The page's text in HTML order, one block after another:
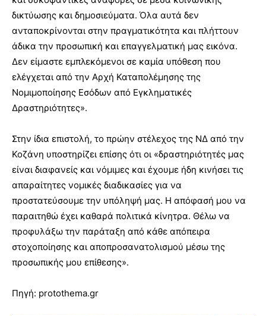
δικτύωσης και δημοσιεύματα. Όλα αυτά δεν
ανταποκρίνονται στην πραγματικότητα και πλήττουν
άδικα την προσωπική και επαγγελματική μας εικόνα.
Δεν είμαστε εμπλεκόμενοι σε καμία υπόθεση που
ελέγχεται από την Αρχή Καταπολέμησης της
Νομιμοποίησης Εσόδων από Εγκληματικές
Δραστηριότητες».
Στην ίδια επιστολή, το πρώην στέλεχος της ΝΔ από την
Κοζάνη υποστηρίζει επίσης ότι οι «δραστηριότητές μας
είναι διαφανείς και νόμιμες και έχουμε ήδη κινήσει τις
απαραίτητες νομικές διαδικασίες για να
προστατεύσουμε την υπόληψή μας. Η απόφασή μου να
παραιτηθώ έχει καθαρά πολιτικά κίνητρα. Θέλω να
προφυλάξω την παράταξη από κάθε απόπειρα
στοχοποίησης και αποπροσανατολισμού μέσω της
προσωπικής μου επίθεσης».
Πηγή: protothema.gr